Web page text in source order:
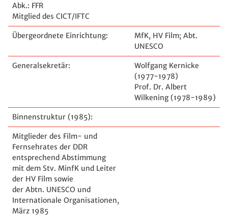
Abk.: FFR
Mitglied des CICT/IFTC
Übergeordnete Einrichtung:
MfK, HV Film; Abt.
UNESCO
Generalsekretär:
Wolfgang Kernicke
(1977-1978)
Prof. Dr. Albert
Wilkening (1978-1989)
Binnenstruktur (1985):
Mitglieder des Film- und
Fernsehrates der DDR
entsprechend Abstimmung
mit dem Stv. MinfK und Leiter
der HV Film sowie
der Abtn. UNESCO und
Internationale Organisationen,
März 1985